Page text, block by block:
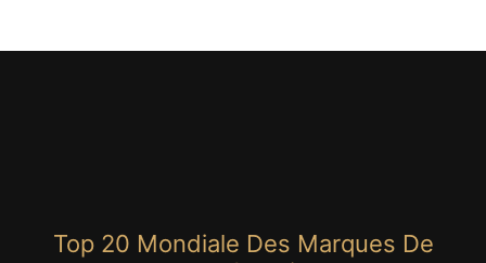
Top 20 Mondiale Des Marques De